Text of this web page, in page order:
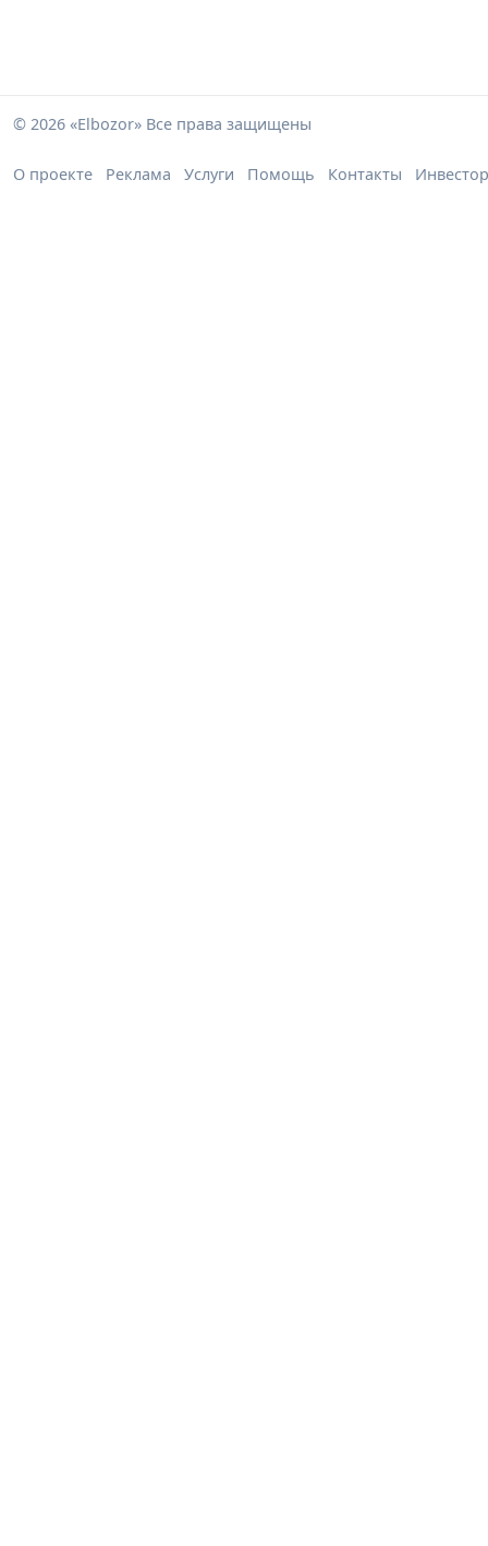
© 2026 «Elbozor» Все права защищены
О проекте Реклама Услуги Помощь Контакты